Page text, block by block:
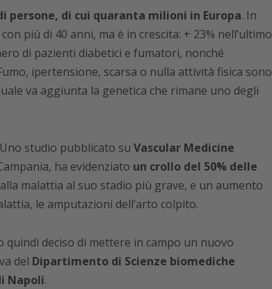
persone, di cui quaranta milioni in Europa. In
più di 40 anni, ma è in crescita: + 23% nell’ultimo
di pazienti diabetici e fumatori, nonché
ipertensione, scarsa o nulla attività fisica sono
va aggiunta la genetica che rimane uno degli
studio pubblicato su Vascular Medicine
ha evidenziato un crollo del 50% delle
malattia al suo stadio più grave, e un aumento
le amputazioni dell’arto colpito.
deciso di mettere in campo un nuovo
del Dipartimento di Scienze biomediche
Napoli.